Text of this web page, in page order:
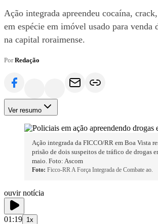
Ação integrada apreendeu cocaína,
em espécie em imóvel usado para venda
na capital roraimense.
PorRedação
Ver resumo
Ação integrada da FICCO/RR em Boa Vista
prisão de dois suspeitos de tráfico de drogas
maio. Foto: Ascom
Foto: Ficco-RR A Força Integrada de Combate ao.
ouvir notícia
01:19 1x